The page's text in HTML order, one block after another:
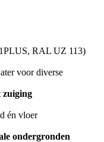
RAL UZ 113)
voor diverse
zuiging
én vloer
ondergronden